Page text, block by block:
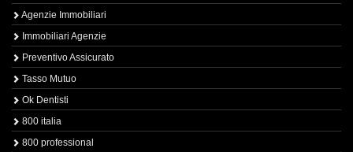
Agenzie Immobiliari
Immobiliari Agenzie
Preventivo Assicurato
Tasso Mutuo
Ok Dentisti
800 italia
800 professional